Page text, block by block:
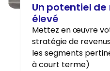
Un potentiel de
élevé
Mettez en œuvre
stratégie de
les segments
à court terme)